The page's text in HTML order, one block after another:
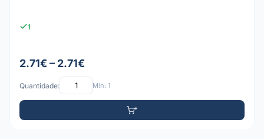
1
2.71€ – 2.71€
Quantidade: Mín: 1